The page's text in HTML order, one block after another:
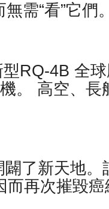
需“看”它們。
RQ-4B 全
。 高空、長
闢了新天地。
再次摧毀癌